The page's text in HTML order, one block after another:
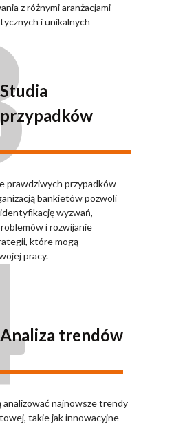
z różnymi aranżacjami
i unikalnych
Studia
przypadków
prawdziwych przypadków
bankietów pozwoli
wyzwań,
i rozwijanie
które mogą
pracy.
Analiza trendów
analizować najnowsze trendy
takie jak innowacyjne